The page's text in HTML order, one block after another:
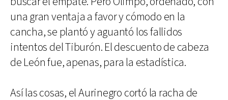
una gran ventaja a favor y cómodo en la
cancha, se plantó y aguantó los fallidos
intentos del Tiburón. El descuento de cabeza
de León fue, apenas, para la estadística.
Así las cosas, el Aurinegro cortó la racha de